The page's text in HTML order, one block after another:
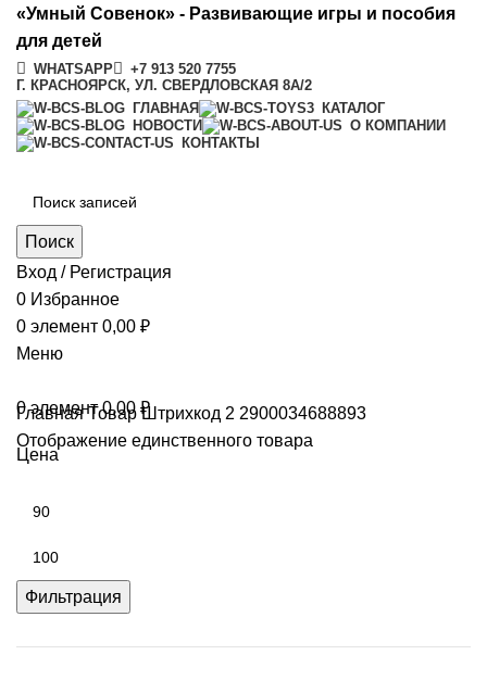
«Умный Совенок» - Развивающие игры и пособия
для детей
WHATSAPP
+7 913 520 7755
Г. КРАСНОЯРСК, УЛ. СВЕРДЛОВСКАЯ 8А/2
ГЛАВНАЯ
КАТАЛОГ
НОВОСТИ
О КОМПАНИИ
КОНТАКТЫ
Поиск
Вход / Регистрация
0 Избранное
0 элемент 0,00 ₽
Меню
0элемент 0,00 ₽
ГлавнаяТовар Штрихкод 2 2900034688893
Отображение единственного товара
Цена
Фильтрация